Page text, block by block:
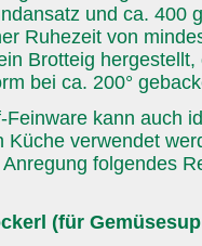
und ca. 400
Ruhezeit von
Brotteig
bei ca. 200°
Feinware kann auch
Küche verwendet
folgendes
(für